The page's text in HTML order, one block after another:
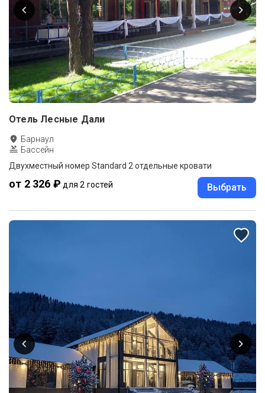
Отель Лесные Дали
Барнаул
Бассейн
Двухместный номер Standard 2 отдельные кровати
от 2 326 ₽ для 2 гостей Выбрать